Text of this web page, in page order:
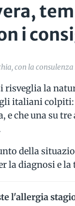
i
con la
risveglia la
italiani colpiti:
e che una su
della
la diagnosi e
l'allergia